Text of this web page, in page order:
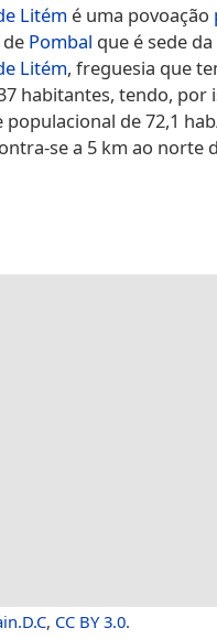
Litém é uma povoação
Pombal que é sede
Litém, freguesia que
habitantes, tendo, por
populacional de 72,1
se a 5 km ao norte
, CC BY 3.0.